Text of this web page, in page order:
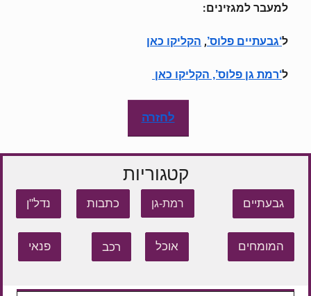
למעבר למגזינים:
ל‘גבעתיים פלוס’, הקליקו כאן
ל‘רמת גן פלוס’, הקליקו כאן
לחזרה
קטגוריות
גבעתיים רמת-גן כתבות נדל"ן
המומחים אוכל רכב פנאי